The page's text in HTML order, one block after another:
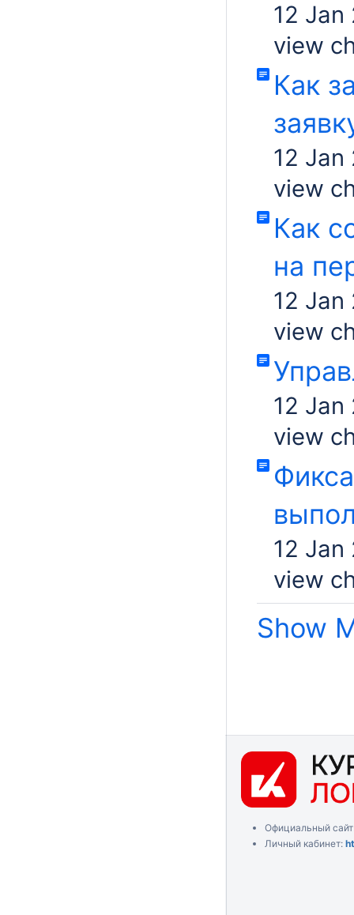
12 Jan
view
Как
12 Jan
view
Как
на
12 Jan
view
12 Jan
view
12 Jan
view
Show
Официальный
Личный кабинет: